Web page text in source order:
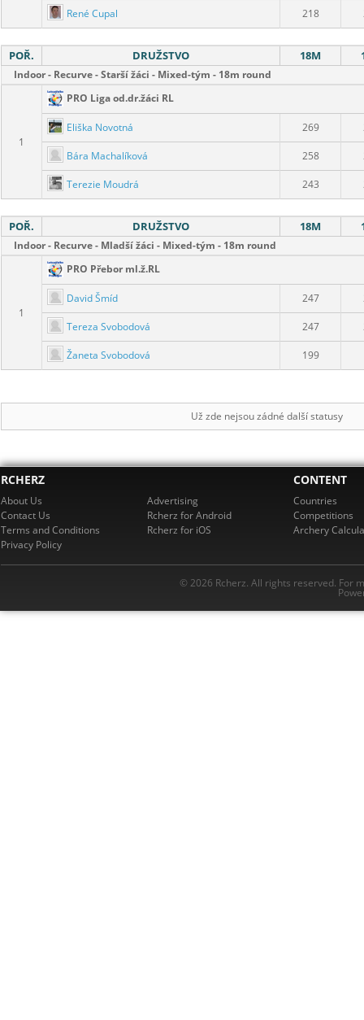
René Cupal 218
POŘ. DRUŽSTVO 18M
Indoor - Recurve - Starší žáci - Mixed-tým - 18m round
1
PRO Liga od.dr.žáci RL
Eliška Novotná 269
Bára Machalíková 258
Terezie Moudrá 243
POŘ. DRUŽSTVO 18M
Indoor - Recurve - Mladší žáci - Mixed-tým - 18m round
1
PRO Přebor ml.ž.RL
David Šmíd 247
Tereza Svobodová 247
Žaneta Svobodová 199
Už zde nejsou zádné další statusy
RCHERZ
About Us
Contact Us
Terms and Conditions
Privacy Policy
Advertising
Rcherz for Android
Rcherz for iOS
CONTENT
Countries
Competitions
Archery
© 2026 Rcherz. All rights reserved. For